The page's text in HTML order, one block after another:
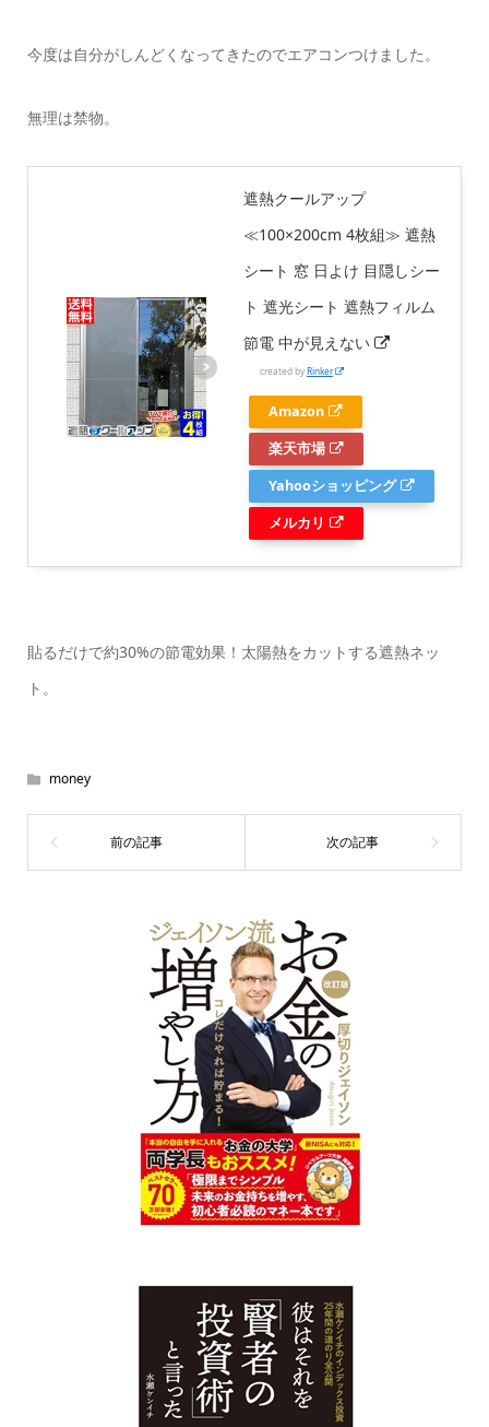
今度は自分がしんどくなってきたのでエアコンつけました。
無理は禁物。
遮熱クールアップ
≪100×200cm 4枚組≫ 遮熱
シート 窓 日よけ 目隠しシー
ト 遮光シート 遮熱フィルム
節電 中が見えない
created byRinker
Amazon
楽天市場
Yahooショッピング
メルカリ
貼るだけで約30%の節電効果！太陽熱をカットする遮熱ネッ
ト。
money